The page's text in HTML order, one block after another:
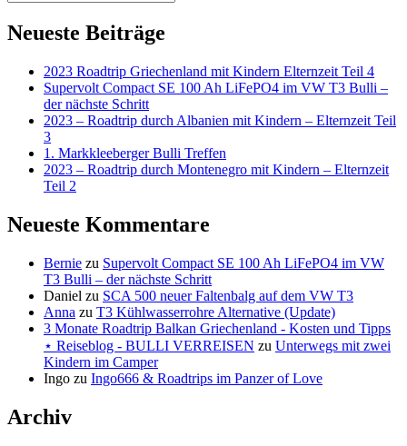
Neueste Beiträge
2023 Roadtrip Griechenland mit Kindern Elternzeit Teil 4
Supervolt Compact SE 100 Ah LiFePO4 im VW T3 Bulli –
der nächste Schritt
2023 – Roadtrip durch Albanien mit Kindern – Elternzeit Teil
3
1. Markkleeberger Bulli Treffen
2023 – Roadtrip durch Montenegro mit Kindern – Elternzeit
Teil 2
Neueste Kommentare
Bernie zu Supervolt Compact SE 100 Ah LiFePO4 im VW
T3 Bulli – der nächste Schritt
Daniel zu SCA 500 neuer Faltenbalg auf dem VW T3
Anna zu T3 Kühlwasserrohre Alternative (Update)
3 Monate Roadtrip Balkan Griechenland - Kosten und Tipps
⋆ Reiseblog - BULLI VERREISEN zu Unterwegs mit zwei
Kindern im Camper
Ingo zu Ingo666 & Roadtrips im Panzer of Love
Archiv